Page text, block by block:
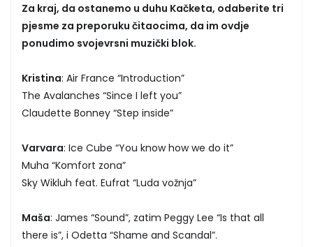
Za kraj, da ostanemo u duhu Kačketa, odaberite tri
pjesme za preporuku čitaocima, da im ovdje
ponudimo svojevrsni muzički blok.
Kristina: Air France “Introduction”
The Avalanches “Since I left you”
Claudette Bonney “Step inside”
Varvara: Ice Cube “You know how we do it”
Muha “Komfort zona”
Sky Wikluh feat. Eufrat “Luda vožnja”
Maša: James “Sound”, zatim Peggy Lee “Is that all
there is”, i Odetta “Shame and Scandal”.